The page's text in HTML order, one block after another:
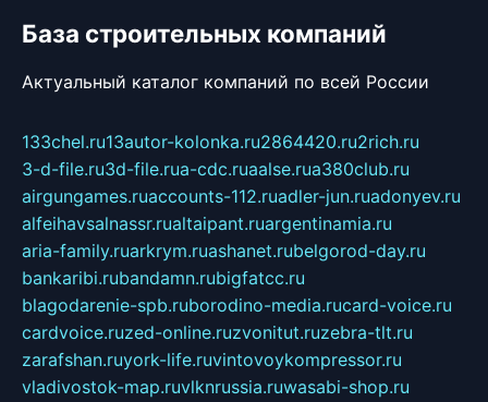
База строительных компаний
Актуальный каталог компаний по всей России
133chel.ru13autor-kolonka.ru2864420.ru2rich.ru
3-d-file.ru3d-file.rua-cdc.ruaalse.rua380club.ru
airgungames.ruaccounts-112.ruadler-jun.ruadonyev.ru
alfeihavsalnassr.rualtaipant.ruargentinamia.ru
aria-family.ruarkrym.ruashanet.rubelgorod-day.ru
bankaribi.rubandamn.rubigfatcc.ru
blagodarenie-spb.ruborodino-media.rucard-voice.ru
cardvoice.ruzed-online.ruzvonitut.ruzebra-tlt.ru
zarafshan.ruyork-life.ruvintovoykompressor.ru
vladivostok-map.ruvlknrussia.ruwasabi-shop.ru